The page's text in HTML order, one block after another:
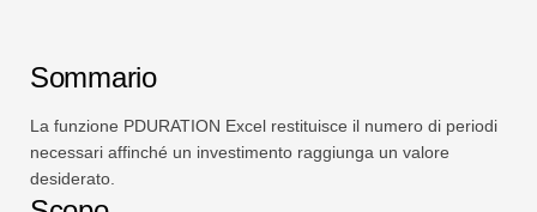
Sommario
La funzione PDURATION Excel restituisce il numero di periodi
necessari affinché un investimento raggiunga un valore
desiderato.